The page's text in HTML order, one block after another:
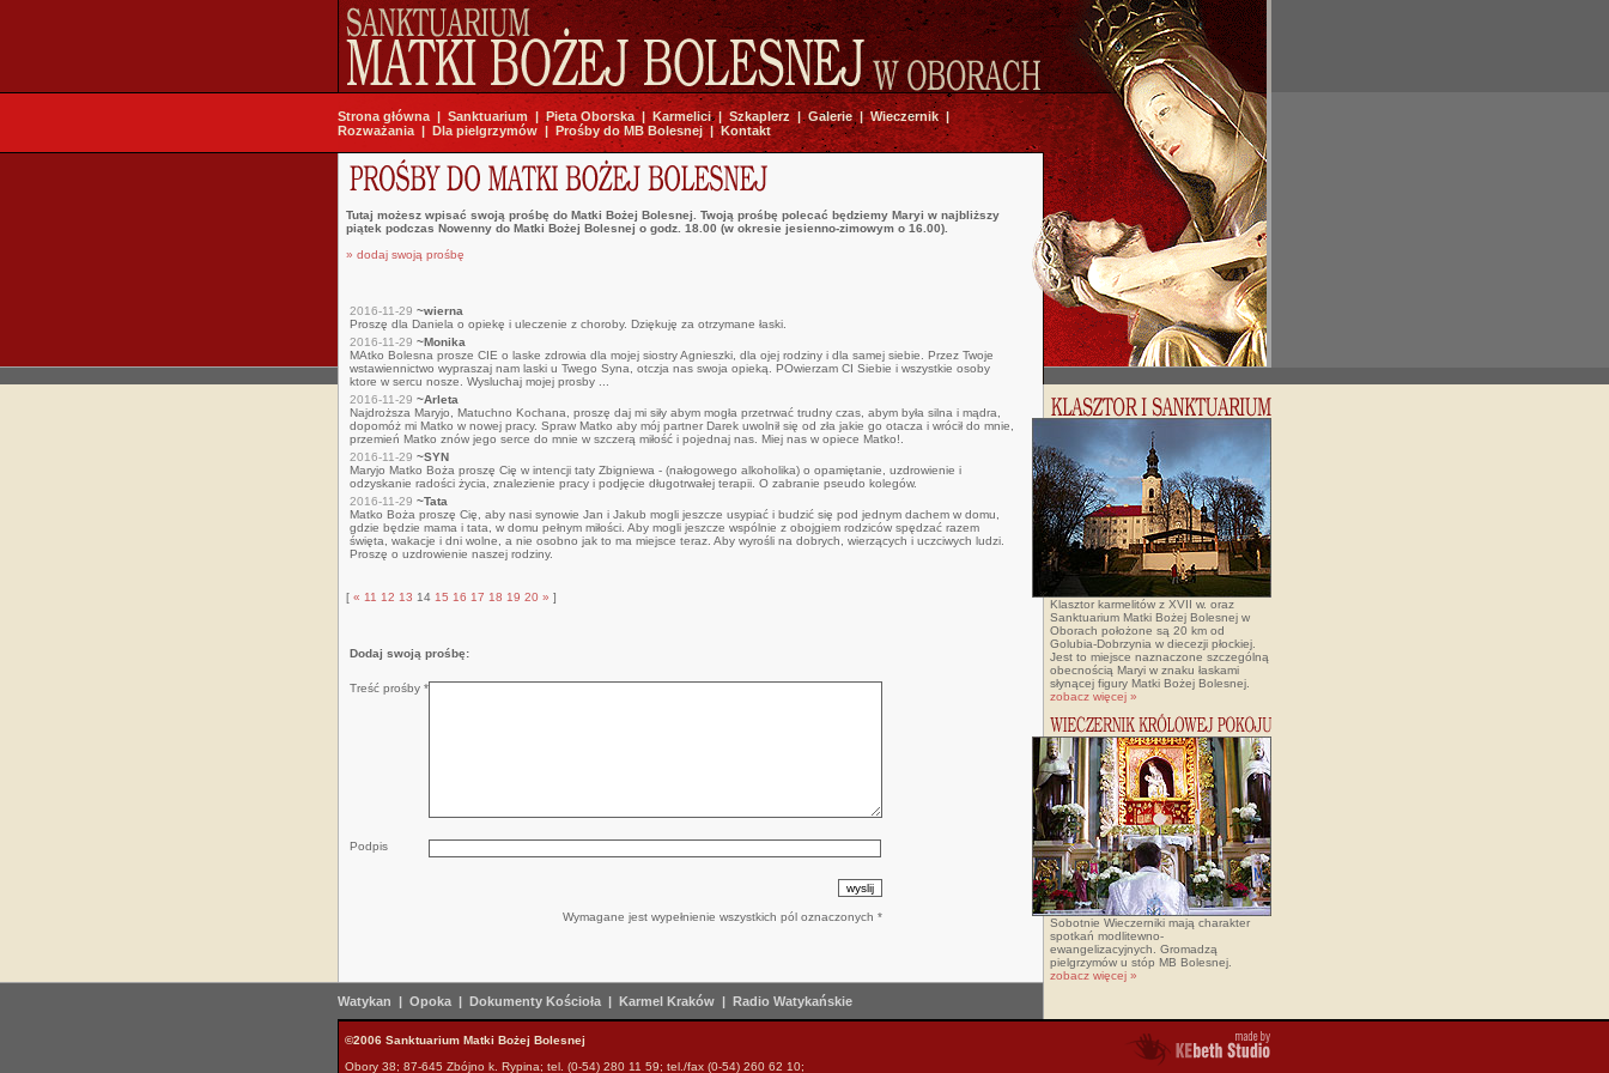
Strona główna | Sanktuarium|Pieta Oborska|Karmelici|Szkaplerz|Galerie|Wieczernik|
Rozważania | Dla pielgrzymów | Prośby do MB Bolesnej|Kontakt
Tutaj możesz wpisać swoją prośbę do Matki Bożej Bolesnej. Twoją prośbę polecać będziemy Maryi w najbliższy
piątek podczas Nowenny do Matki Bożej Bolesnej o godz. 18.00 (w okresie jesienno-zimowym o 16.00).
» dodaj swoją prośbę
2016-11-29 ~wierna
Proszę dla Daniela o opiekę i uleczenie z choroby. Dziękuję za otrzymane łaski.
2016-11-29 ~Monika
MAtko Bolesna prosze CIE o laske zdrowia dla mojej siostry Agnieszki, dla ojej rodziny i dla samej siebie. Przez Twoje
wstawiennictwo wypraszaj nam laski u Twego Syna, otczja nas swoja opieką. POwierzam CI Siebie i wszystkie osoby
ktore w sercu nosze. Wysluchaj mojej prosby ...
2016-11-29 ~Arleta
Najdroższa Maryjo, Matuchno Kochana, proszę daj mi siły abym mogła przetrwać trudny czas, abym była silna i mądra,
dopomóż mi Matko w nowej pracy. Spraw Matko aby mój partner Darek uwolnił się od zła jakie go otacza i wrócił do mnie,
przemień Matko znów jego serce do mnie w szczerą miłość i pojednaj nas. Miej nas w opiece Matko!.
2016-11-29 ~SYN
Maryjo Matko Boża proszę Cię w intencji taty Zbigniewa - (nałogowego alkoholika) o opamiętanie, uzdrowienie i
odzyskanie radości życia, znalezienie pracy i podjęcie długotrwałej terapii. O zabranie pseudo kolegów.
2016-11-29 ~Tata
Matko Boża proszę Cię, aby nasi synowie Jan i Jakub mogli jeszcze usypiać i budzić się pod jednym dachem w domu,
gdzie będzie mama i tata, w domu pełnym miłości. Aby mogli jeszcze wspólnie z obojgiem rodziców spędzać razem
święta, wakacje i dni wolne, a nie osobno jak to ma miejsce teraz. Aby wyrośli na dobrych, wierzących i uczciwych ludzi.
Proszę o uzdrowienie naszej rodziny.
[ « 11 12 13 14 15 16 17 18 19 20 » ]
Dodaj swoją prośbę:
Treść prośby *
Podpis
Wymagane jest wypełnienie wszystkich pól oznaczonych *
Klasztor karmelitów z XVII w. oraz
Sanktuarium Matki Bożej Bolesnej w
Oborach położone są 20 km od
Golubia-Dobrzynia w diecezji płockiej.
Jest to miejsce naznaczone szczególną
obecnością Maryi w znaku łaskami
słynącej figury Matki Bożej Bolesnej.
zobacz więcej »
Sobotnie Wieczerniki mają charakter
spotkań modlitewno-
ewangelizacyjnych. Gromadzą
pielgrzymów u stóp MB Bolesnej.
zobacz więcej »
Watykan | Opoka | Dokumenty Kościoła | Karmel Kraków | Radio Watykańskie
©2006 Sanktuarium Matki Bożej Bolesnej
Obory 38; 87-645 Zbójno k. Rypina; tel. (0-54) 280 11 59; tel./fax (0-54) 260 62 10;